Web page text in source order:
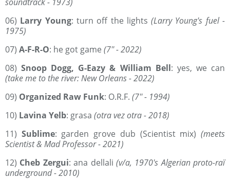
06) Larry Young: turn off the lights (Larry Young's fuel -
1975)
07) A-F-R-O: he got game (7'' - 2022)
08)Snoop Dogg, G-Eazy & William Bell: yes, we can
(take me to the river: New Orleans - 2022)
09) Organized Raw Funk: O.R.F. (7'' - 1994)
10) Lavina Yelb: grasa (otra vez otra - 2018)
11) Sublime: garden grove dub (Scientist mix)(meets
Scientist & Mad Professor - 2021)
12) Cheb Zergui: ana dellali (v/a, 1970's Algerian proto-raï
underground - 2010)